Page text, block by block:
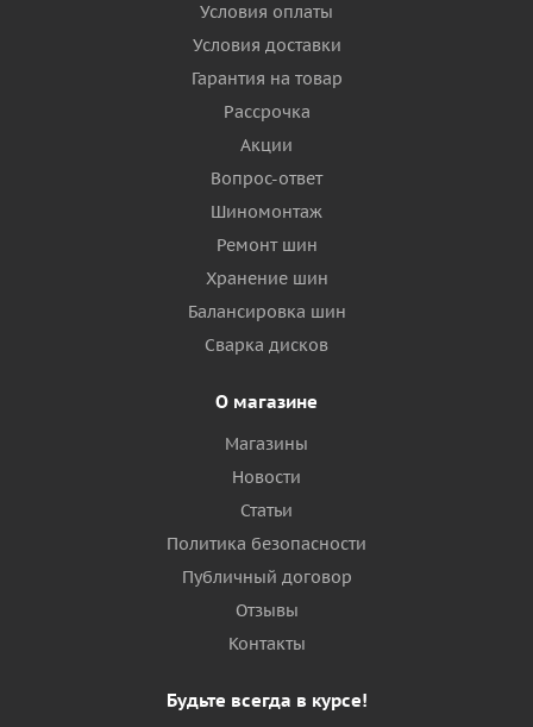
Условия оплаты
Условия доставки
Гарантия на товар
Рассрочка
Акции
Вопрос-ответ
Шиномонтаж
Ремонт шин
Хранение шин
Балансировка шин
Сварка дисков
О магазине
Магазины
Новости
Статьи
Политика безопасности
Публичный договор
Отзывы
Контакты
Будьте всегда в курсе!